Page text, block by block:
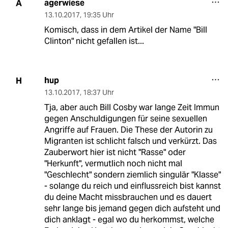
A agerwiese
13.10.2017, 19:35 Uhr
Komisch, dass in dem Artikel der Name "Bill
Clinton" nicht gefallen ist...
H hup
13.10.2017, 18:37 Uhr
Tja, aber auch Bill Cosby war lange Zeit Immun
gegen Anschuldigungen für seine sexuellen
Angriffe auf Frauen. Die These der Autorin zu
Migranten ist schlicht falsch und verkürzt. Das
Zauberwort hier ist nicht "Rasse" oder
"Herkunft", vermutlich noch nicht mal
"Geschlecht" sondern ziemlich singulär "Klasse"
- solange du reich und einflussreich bist kannst
du deine Macht missbrauchen und es dauert
sehr lange bis jemand gegen dich aufsteht und
dich anklagt - egal wo du herkommst, welche